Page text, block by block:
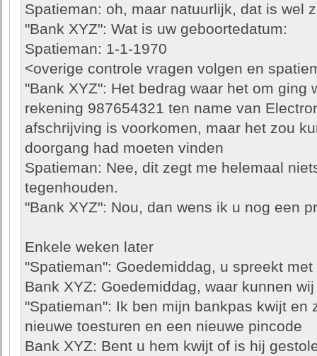
Spatieman: oh, maar natuurlijk, dat is wel
"Bank XYZ": Wat is uw geboortedatum:
Spatieman: 1-1-1970
<overige controle vragen volgen en
"Bank XYZ": Het bedrag waar het om ging
rekening 987654321 ten name van
afschrijving is voorkomen, maar het zou
doorgang had moeten vinden
Spatieman: Nee, dit zegt me helemaal
tegenhouden.
"Bank XYZ": Nou, dan wens ik u nog een
Enkele weken later
"Spatieman": Goedemiddag, u spreekt
Bank XYZ: Goedemiddag, waar kunnen
"Spatieman": Ik ben mijn bankpas kwijt en
nieuwe toesturen en een nieuwe pincode
Bank XYZ: Bent u hem kwijt of is hij